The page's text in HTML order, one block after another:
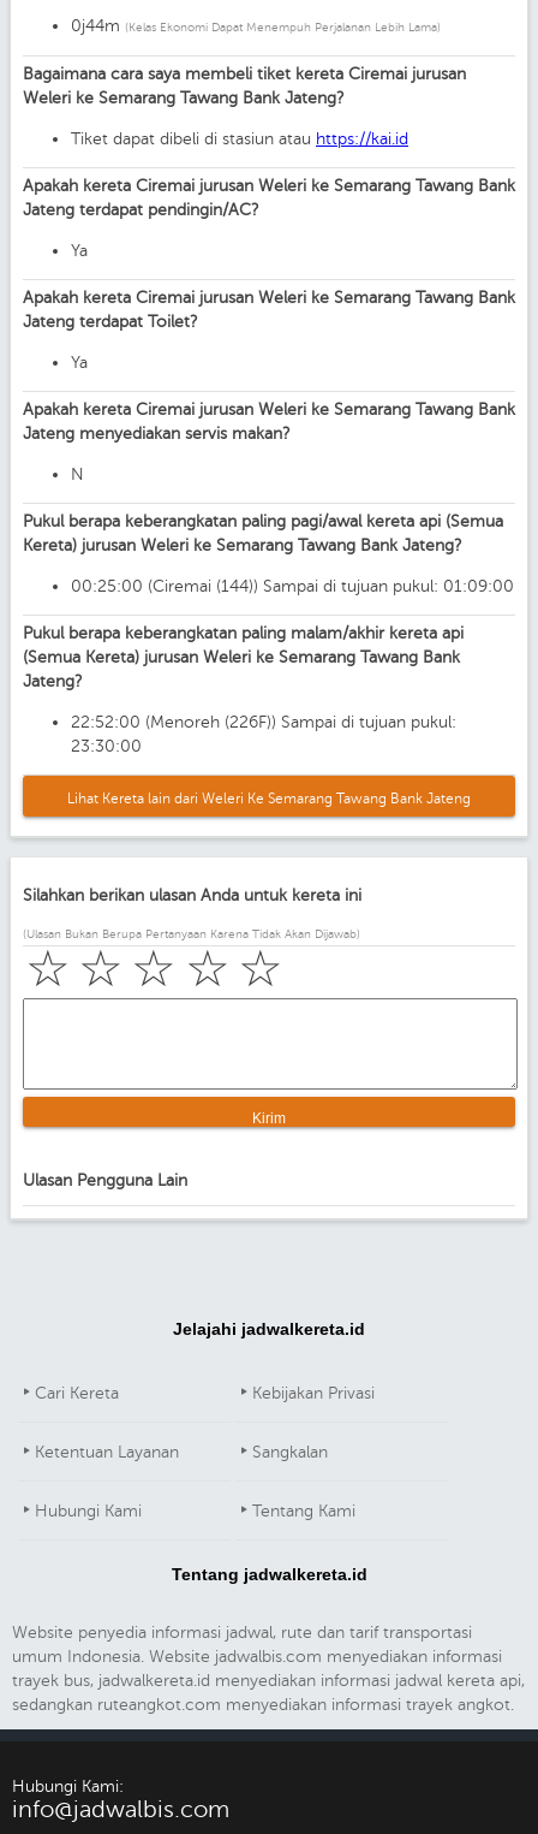
0j44m (Kelas Ekonomi Dapat Menempuh Perjalanan Lebih Lama)
Bagaimana cara saya membeli tiket kereta Ciremai jurusan
Weleri ke Semarang Tawang Bank Jateng?
Tiket dapat dibeli di stasiun atau https://kai.id
Apakah kereta Ciremai jurusan Weleri ke Semarang Tawang Bank
Jateng terdapat pendingin/AC?
Ya
Apakah kereta Ciremai jurusan Weleri ke Semarang Tawang Bank
Jateng terdapat Toilet?
Ya
Apakah kereta Ciremai jurusan Weleri ke Semarang Tawang Bank
Jateng menyediakan servis makan?
N
Pukul berapa keberangkatan paling pagi/awal kereta api (Semua
Kereta) jurusan Weleri ke Semarang Tawang Bank Jateng?
00:25:00 (Ciremai (144)) Sampai di tujuan pukul: 01:09:00
Pukul berapa keberangkatan paling malam/akhir kereta api
(Semua Kereta) jurusan Weleri ke Semarang Tawang Bank
Jateng?
22:52:00 (Menoreh (226F)) Sampai di tujuan pukul:
23:30:00
Lihat Kereta lain dari Weleri Ke Semarang Tawang Bank Jateng
Silahkan berikan ulasan Anda untuk kereta ini
(Ulasan Bukan Berupa Pertanyaan Karena Tidak Akan Dijawab)
☆
☆
☆
☆
☆
Ulasan Pengguna Lain
Jelajahi jadwalkereta.id
Cari Kereta Kebijakan Privasi
Ketentuan Layanan Sangkalan
Hubungi Kami Tentang Kami
Tentang jadwalkereta.id
Website penyedia informasi jadwal, rute dan tarif transportasi
umum Indonesia. Website jadwalbis.com menyediakan informasi
trayek bus, jadwalkereta.id menyediakan informasi jadwal kereta api,
sedangkan ruteangkot.com menyediakan informasi trayek angkot.
Hubungi Kami:
info@jadwalbis.com